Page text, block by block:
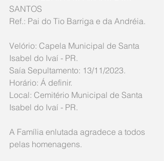
SANTOS
Ref.: Pai do Tio Barriga e da Andréia.
Velório: Capela Municipal de Santa
Isabel do Ivaí - PR.
Saía Sepultamento: 13/11/2023.
Horário: Á definir.
Local: Cemitério Municipal de Santa
Isabel do Ivaí - PR.
A Família enlutada agradece a todos
pelas homenagens.